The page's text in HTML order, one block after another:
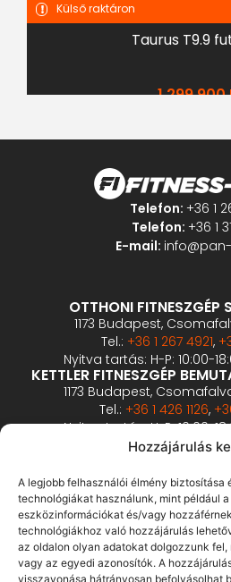
Hozzájárulás
A legjobb felhasználói élmény biztosítása
technológiákat használunk, mint például
eszközinformációkat és/vagy
technológiákhoz való hozzájárulás
az oldalon olyan adatokat dolgozzunk
vagy az egyedi azonosítók. A
visszavonása hátrányosan befolyásolhat
Külső raktáron
Taurus T9.9
1 299 900
Telefon: +36 1
Telefon: +36 1
E-mail:
OTTHONI FITNESZGÉP
1173 Budapest,
Tel.: +36 1 267 4921,
Nyitva tartás: H-P: 10:00-
KETTLER FITNESZGÉP
1173 Budapest,
Tel.: +36 1 426 1126,
Nyitva tartás: H-P: 10:00-
PROFESSZIONÁLIS
2360 Gyál,
Tel.: +36 1
Nyitva tartás: előzetes
ÁSZF
Adatvédelmi